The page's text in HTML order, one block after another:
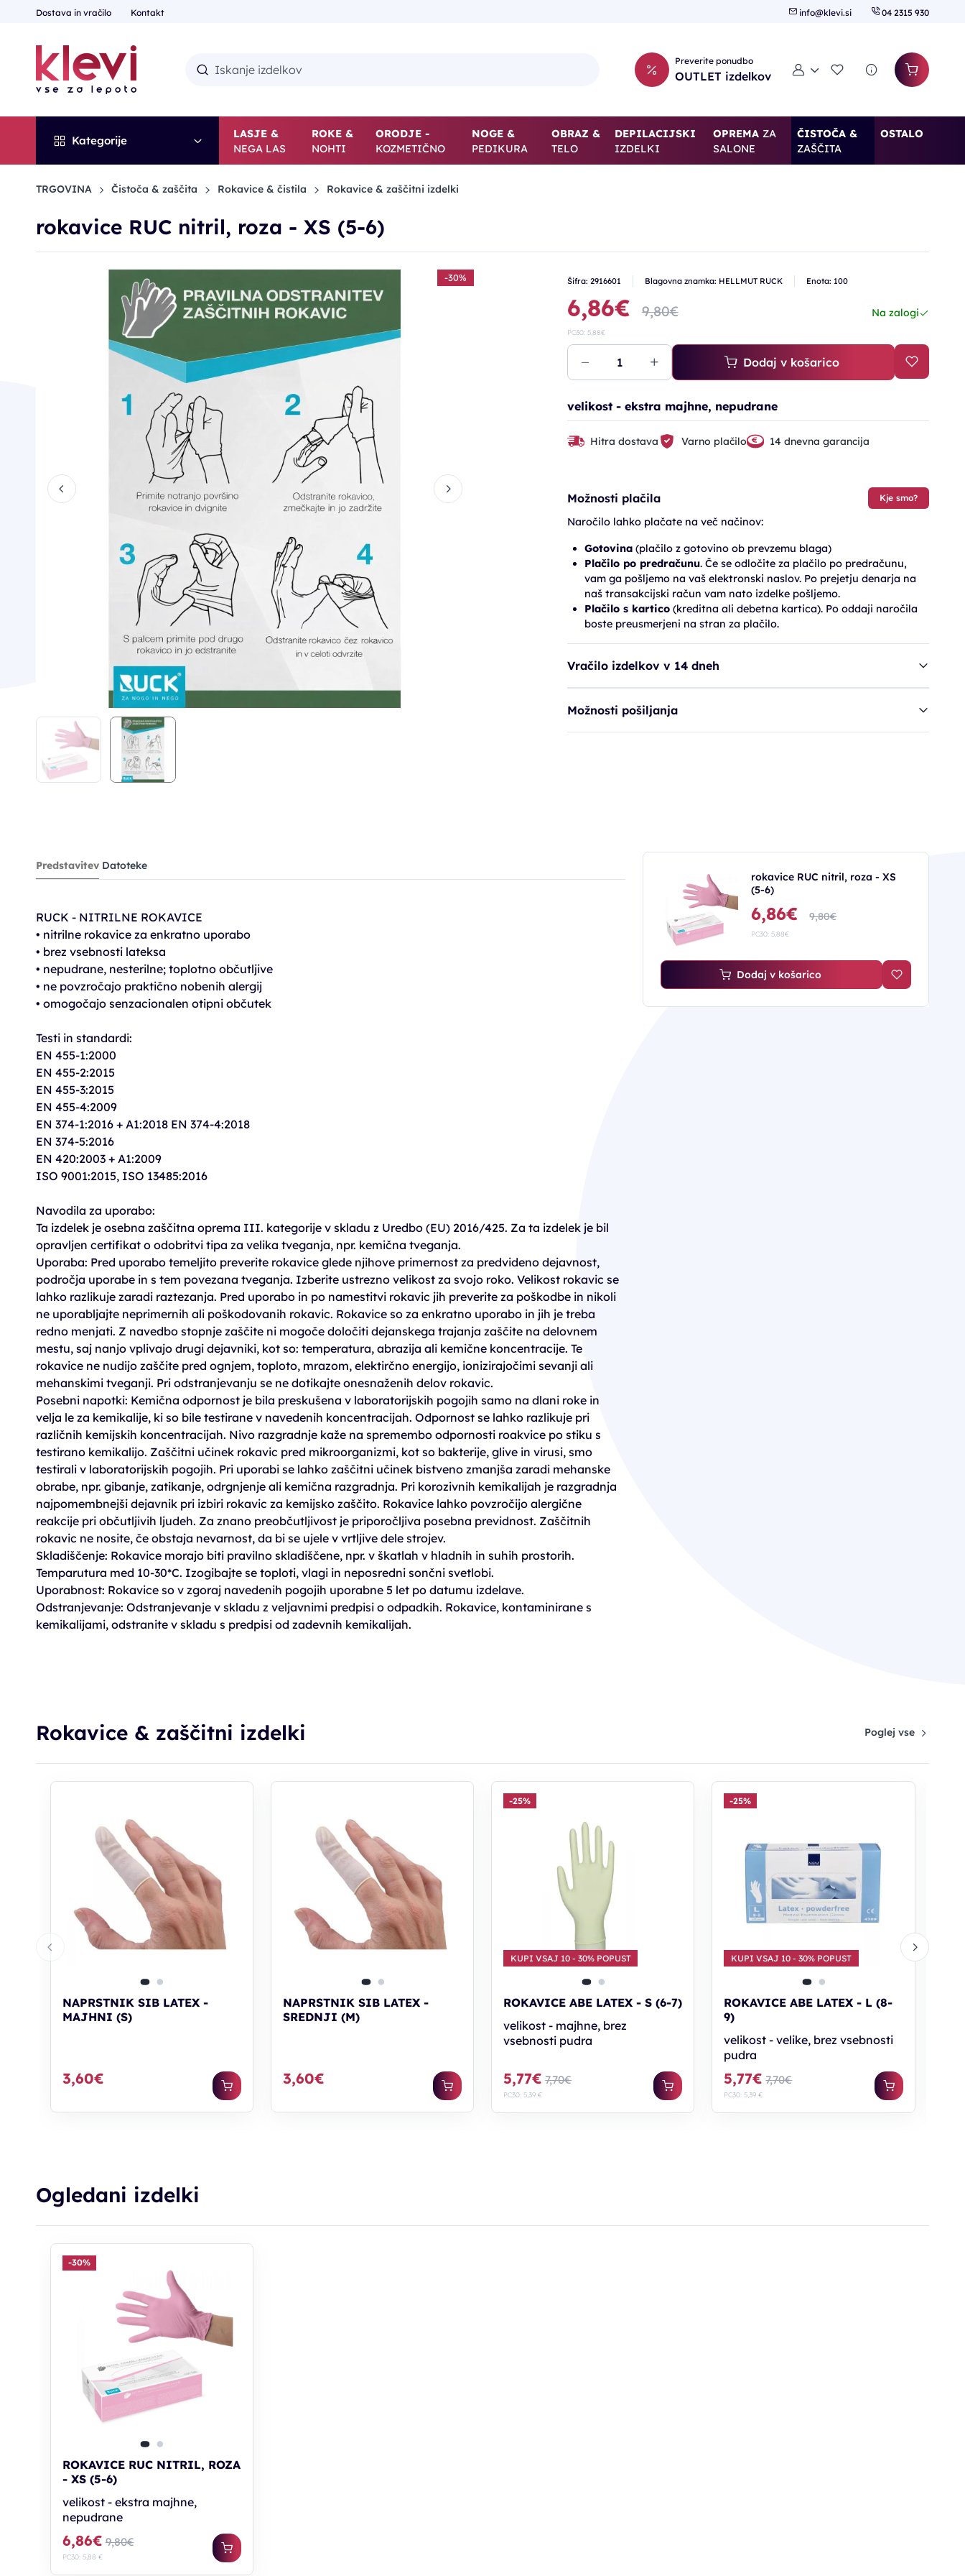
Dostava in vračilo Kontakt info@klevi.si 04 2315 930
Preverite ponudbo
OUTLET izdelkov Moj računSeznam želja
Kategorije
LASJE &
NEGA LAS
ROKE &
NOHTI
ORODJE -
KOZMETIČNO
NOGE &
PEDIKURA
OBRAZ &
TELO
DEPILACIJSKI
IZDELKI
OPREMAZA
SALONE
ČISTOČA &
ZAŠČITA
OSTALO
TRGOVINA Čistoča & zaščita Rokavice & čistila Rokavice & zaščitni izdelki
rokavice RUC nitril, roza - XS (5-6)
-30% Šifra: 2916601 Blagovna znamka: HELLMUT RUCK Enota: 100
6,86€ 9,80€ Na zalogi
PC30: 5,88€
Dodaj v košarico
velikost - ekstra majhne, nepudrane
Hitra dostava Varno plačilo 14 dnevna garancija
Možnosti plačila Kje smo?
Naročilo lahko plačate na več načinov:
Gotovina(plačilo z gotovino ob prevzemu blaga)
Plačilo po predračunu. Če se odločite za plačilo po predračunu,
vam ga pošljemo na vaš elektronski naslov. Po prejetju denarja na
naš transakcijski račun vam nato izdelke pošljemo.
Plačilo s kartico(kreditna ali debetna kartica). Po oddaji naročila
boste preusmerjeni na stran za plačilo.
Vračilo izdelkov v 14 dneh
Možnosti pošiljanja
Predstavitev Datoteke
RUCK - NITRILNE ROKAVICE
• nitrilne rokavice za enkratno uporabo
• brez vsebnosti lateksa
• nepudrane, nesterilne; toplotno občutljive
• ne povzročajo praktično nobenih alergij
• omogočajo senzacionalen otipni občutek
Testi in standardi:
EN 455-1:2000
EN 455-2:2015
EN 455-3:2015
EN 455-4:2009
EN 374-1:2016 + A1:2018 EN 374-4:2018
EN 374-5:2016
EN 420:2003 + A1:2009
ISO 9001:2015, ISO 13485:2016
Navodila za uporabo:
Ta izdelek je osebna zaščitna oprema III. kategorije v skladu z Uredbo (EU) 2016/425. Za ta izdelek je bil
opravljen certifikat o odobritvi tipa za velika tveganja, npr. kemična tveganja.
Uporaba: Pred uporabo temeljito preverite rokavice glede njihove primernost za predvideno dejavnost,
področja uporabe in s tem povezana tveganja. Izberite ustrezno velikost za svojo roko. Velikost rokavic se
lahko razlikuje zaradi raztezanja. Pred uporabo in po namestitvi rokavic jih preverite za poškodbe in nikoli
ne uporabljajte neprimernih ali poškodovanih rokavic. Rokavice so za enkratno uporabo in jih je treba
redno menjati. Z navedbo stopnje zaščite ni mogoče določiti dejanskega trajanja zaščite na delovnem
mestu, saj nanjo vplivajo drugi dejavniki, kot so: temperatura, abrazija ali kemične koncentracije. Te
rokavice ne nudijo zaščite pred ognjem, toploto, mrazom, elektirčno energijo, ionizirajočimi sevanji ali
mehanskimi tveganji. Pri odstranjevanju se ne dotikajte onesnaženih delov rokavic.
Posebni napotki: Kemična odpornost je bila preskušena v laboratorijskih pogojih samo na dlani roke in
velja le za kemikalije, ki so bile testirane v navedenih koncentracijah. Odpornost se lahko razlikuje pri
različnih kemijskih koncentracijah. Nivo razgradnje kaže na spremembo odpornosti roakvice po stiku s
testirano kemikalijo. Zaščitni učinek rokavic pred mikroorganizmi, kot so bakterije, glive in virusi, smo
testirali v laboratorijskih pogojih. Pri uporabi se lahko zaščitni učinek bistveno zmanjša zaradi mehanske
obrabe, npr. gibanje, zatikanje, odrgnjenje ali kemična razgradnja. Pri korozivnih kemikalijah je razgradnja
najpomembnejši dejavnik pri izbiri rokavic za kemijsko zaščito. Rokavice lahko povzročijo alergične
reakcije pri občutljivih ljudeh. Za znano preobčutljivost je priporočljiva posebna previdnost. Zaščitnih
rokavic ne nosite, če obstaja nevarnost, da bi se ujele v vrtljive dele strojev.
Skladiščenje: Rokavice morajo biti pravilno skladiščene, npr. v škatlah v hladnih in suhih prostorih.
Temparutura med 10-30*C. Izogibajte se toploti, vlagi in neposredni sončni svetlobi.
Uporabnost: Rokavice so v zgoraj navedenih pogojih uporabne 5 let po datumu izdelave.
Odstranjevanje: Odstranjevanje v skladu z veljavnimi predpisi o odpadkih. Rokavice, kontaminirane s
kemikalijami, odstranite v skladu s predpisi od zadevnih kemikalijah.
rokavice RUC nitril, roza - XS
(5-6)
6,86€ 9,80€
PC30: 5,88€
Dodaj v košarico
Rokavice & zaščitni izdelki Poglej vse
NAPRSTNIK SIB LATEX -
MAJHNI (S)
3,60€
NAPRSTNIK SIB LATEX -
SREDNJI (M)
3,60€
KUPI VSAJ 10 - 30% POPUST
-25%
ROKAVICE ABE LATEX - S (6-7)
velikost - majhne, brez
vsebnosti pudra
5,77€ 7,70€
PC30: 5,39 €
KUPI VSAJ 10 - 30% POPUST
-25%
ROKAVICE ABE LATEX - L (8-
9)
velikost - velike, brez vsebnosti
pudra
5,77€ 7,70€
PC30: 5,39 €
Ogledani izdelki
-30%
ROKAVICE RUC NITRIL, ROZA
- XS (5-6)
velikost - ekstra majhne,
nepudrane
6,86€ 9,80€
PC30: 5,88 €